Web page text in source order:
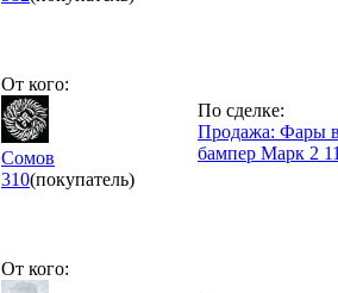
От кого:
Сомов
310(покупатель)
По сделке:
Продажа: Фары
бампер Марк 2
От кого: